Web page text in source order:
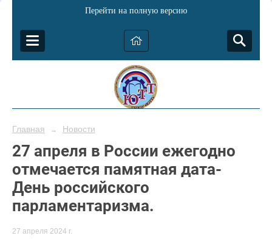
Перейти на полную версию
Главная → Новости
27 апреля в России ежегодно
отмечается памятная дата-
День российского
парламентаризма.
27 апреля 2024 г.